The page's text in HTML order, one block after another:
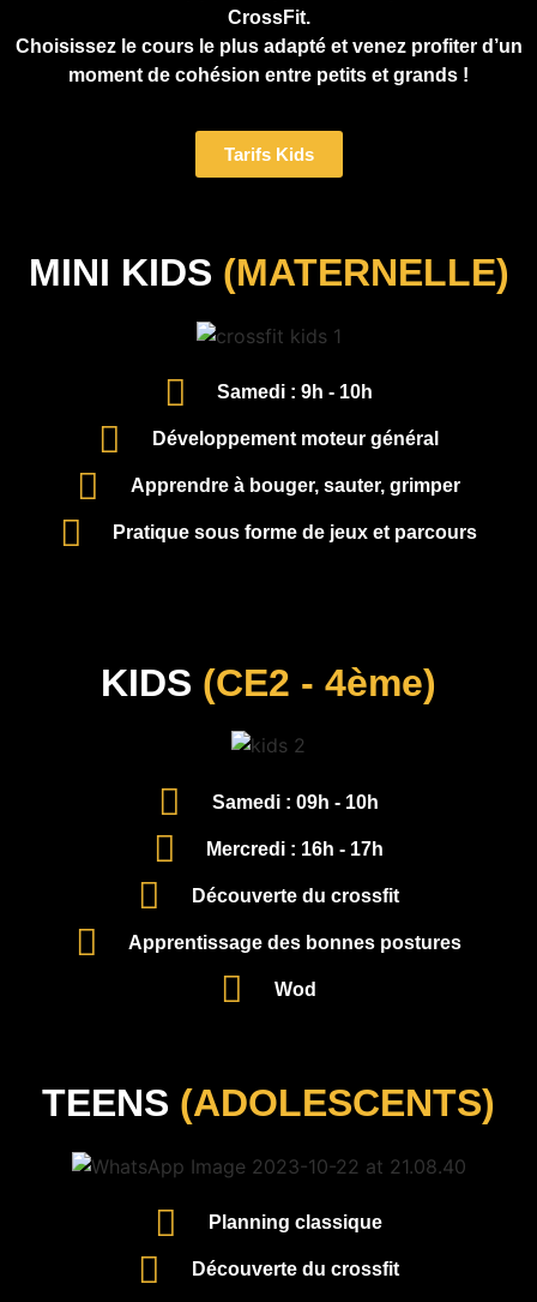
CrossFit.
Choisissez le cours le plus adapté et venez profiter d’un
moment de cohésion entre petits et grands !
Tarifs Kids
MINI KIDS (MATERNELLE)
Samedi : 9h - 10h
Développement moteur général
Apprendre à bouger, sauter, grimper
Pratique sous forme de jeux et parcours
KIDS (CE2 - 4ème)
Samedi : 09h - 10h
Mercredi : 16h - 17h
Découverte du crossfit
Apprentissage des bonnes postures
Wod
TEENS (ADOLESCENTS)
Planning classique
Découverte du crossfit